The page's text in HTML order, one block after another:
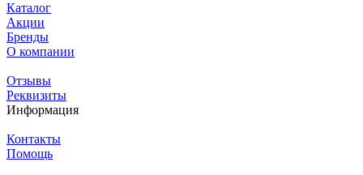
Каталог
Акции
Бренды
О компании
Отзывы
Реквизиты
Информация
Контакты
Помощь